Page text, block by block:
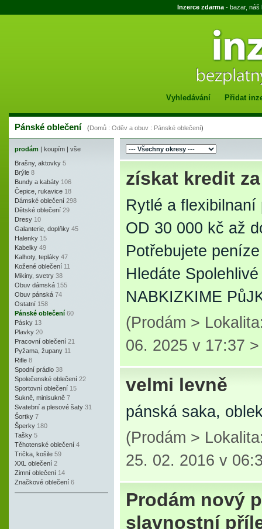
Inzerce zdarma - bazar, náš
Vyhledávání Přidat
Pánské oblečení (Domů : Oděv a obuv : Pánské oblečení)
prodám | koupím | vše
Brašny, aktovky 5
Brýle 8
Bundy a kabáty 106
Čepice, rukavice 18
Dámské oblečení 298
Dětské oblečení 29
Dresy 10
Galanterie, doplňky 45
Halenky 15
Kabelky 49
Kalhoty, tepláky 47
Kožené oblečení 11
Mikiny, svetry 38
Obuv dámská 155
Obuv pánská 74
Ostatní 158
Pánské oblečení 60
Pásky 13
Plavky 20
Pracovní oblečení 21
Pyžama, župany 11
Rifle 8
Spodní prádlo 38
Společenské oblečení 22
Sportovní oblečení 15
Sukně, minisukně 7
Svatební a plesové šaty 31
Šortky 7
Šperky 180
Tašky 5
Těhotenské oblečení 4
Trička, košile 59
XXL oblečení 2
Zimní oblečení 14
Značkové oblečení 6
získat kredit
Rytlé a flexibilnaní
OD 30 000 kč až
Potřebujete
Hledáte
NABKIZKIME
(Prodám >
06. 2025 v 17:37
velmi levně
pánská saka,
(Prodám >
25. 02. 2016 v
Prodám nový
slavnostní